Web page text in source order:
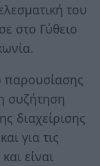
του
στο Γύθειο
παρουσίασης
συζήτηση
διαχείρισης
για τις
είναι